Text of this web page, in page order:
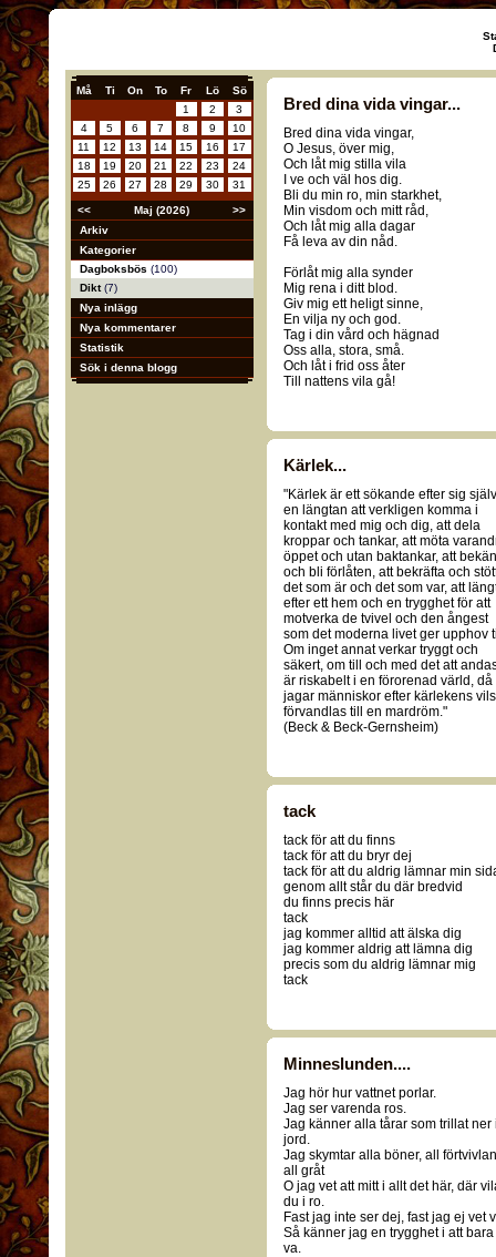
Må Ti On To Fr Lö
Sö
1
2
3
4
5 6 7 8 9
10
11
12 13 14 15 16
17
18
19 20 21 22 23
24
25
26 27 28 29 30 31
<< Maj (2026)
>>
Arkiv
Kategorier
Dagboksbös (100)
Dikt(7)
Nya inlägg
Nya kommentarer
Statistik
Sök i denna blogg
Bred dina vida vingar...
Bred dina vida vingar,
O Jesus, över mig,
Och låt mig stilla vila
I ve och väl hos dig.
Bli du min ro, min starkhet,
Min visdom och mitt råd,
Och låt mig alla dagar
Få leva av din nåd.
Förlåt mig alla synder
Mig rena i ditt blod.
Giv mig ett heligt sinne,
En vilja ny och god.
Tag i din vård och hägnad
Oss alla, stora, små.
Och låt i frid oss åter
Till nattens vila gå!
Kärlek...
"Kärlek är ett sökande efter sig
en längtan att verkligen komma i
kontakt med mig och dig, att dela
kroppar och tankar, att möta
öppet och utan baktankar, att
och bli förlåten, att bekräfta och
det som är och det som var, att
efter ett hem och en trygghet för att
motverka de tvivel och den ångest
som det moderna livet ger upphov
Om inget annat verkar tryggt och
säkert, om till och med det att
är riskabelt i en förorenad värld, då
jagar människor efter kärlekens
förvandlas till en mardröm."
(Beck & Beck-Gernsheim)
tack
tack för att du finns
tack för att du bryr dej
tack för att du aldrig lämnar min
genom allt står du där bredvid
du finns precis här
tack
jag kommer alltid att älska dig
jag kommer aldrig att lämna dig
precis som du aldrig lämnar mig
tack
Minneslunden....
Jag hör hur vattnet porlar.
Jag ser varenda ros.
Jag känner alla tårar som trillat ner
jord.
Jag skymtar alla böner, all
all gråt
O jag vet att mitt i allt det här, där
du i ro.
Fast jag inte ser dej, fast jag ej vet
Så känner jag en trygghet i att bara
va.